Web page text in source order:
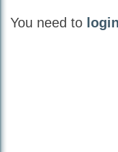
You need to login